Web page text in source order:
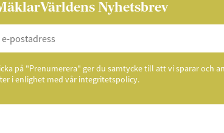
Nyhetsbrev
på "Prenumerera" ger du samtycke till att vi sparar och
i enlighet med vår integritetspolicy.